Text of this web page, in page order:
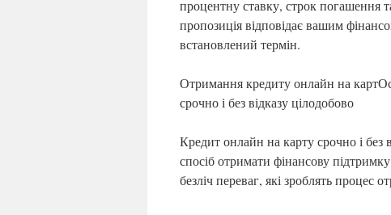
процентну ставку, строк погашення
пропозиція відповідає вашим
встановлений термін.
Отримання кредиту онлайн на
срочно і без відказу цілодобово
Кредит онлайн на карту срочно і без
спосіб отримати фінансову
безліч переваг, які зроблять